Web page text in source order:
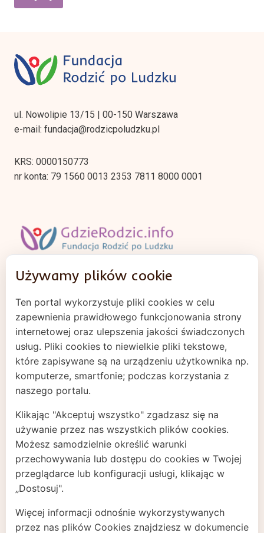
ul. Nowolipie 13/15 | 00-150 Warszawa
e-mail: fundacja@rodzicpoludzku.pl
KRS: 0000150773
nr konta: 79 1560 0013 2353 7811 8000 0001
Polityka prywatności
Cookies
Projekt zrealizowano dzięki dotacji od Fundacji
im. Stefana Batorego.
Używamy plików cookie
Ten portal wykorzystuje pliki cookies w celu
zapewnienia prawidłowego funkcjonowania strony
internetowej oraz ulepszenia jakości świadczonych
usług. Pliki cookies to niewielkie pliki tekstowe,
które zapisywane są na urządzeniu użytkownika np.
komputerze, smartfonie; podczas korzystania z
naszego portalu.
Klikając "Akceptuj wszystko" zgadzasz się na
używanie przez nas wszystkich plików cookies.
Możesz samodzielnie określić warunki
przechowywania lub dostępu do cookies w Twojej
przeglądarce lub konfiguracji usługi, klikając w
„Dostosuj".
Więcej informacji odnośnie wykorzystywanych
przez nas plików Cookies znajdziesz w dokumencie